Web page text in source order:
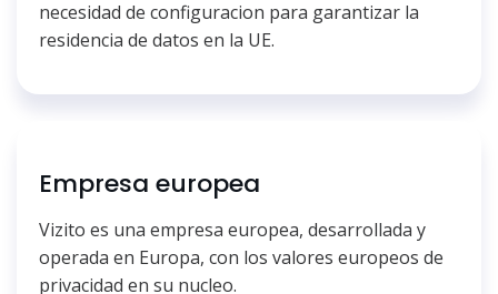
necesidad de configuracion para garantizar la
residencia de datos en la UE.
Empresa europea
Vizito es una empresa europea, desarrollada y
operada en Europa, con los valores europeos de
privacidad en su nucleo.